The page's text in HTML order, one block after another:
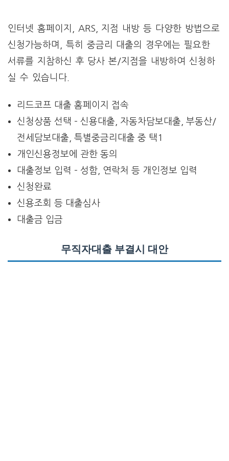
인터넷 홈페이지, ARS, 지점 내방 등 다양한 방법으로
신청가능하며, 특히 중금리 대출의 경우에는 필요한
서류를 지참하신 후 당사 본/지점을 내방하여 신청하
실 수 있습니다.
리드코프 대출 홈페이지 접속
신청상품 선택 – 신용대출, 자동차담보대출, 부동산/
전세담보대출, 특별중금리대출 중 택1
개인신용정보에 관한 동의
대출정보 입력 – 성함, 연락처 등 개인정보 입력
신청완료
신용조회 등 대출심사
대출금 입금
무직자대출 부결시 대안